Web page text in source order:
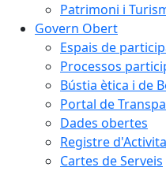
Patrimoni i
Govern Obert
Espais de
Processos
Bústia ètica i de
Portal de
Dades obertes
Registre
Cartes de Serveis